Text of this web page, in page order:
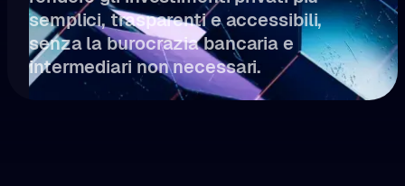
semplici, trasparenti e accessibili,
senza la burocrazia bancaria e
intermediari non necessari.